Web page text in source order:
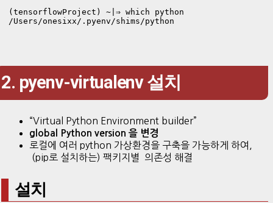
(tensorflowProject) ~|⇒ which python
2. pyenv-virtualenv 설치
“Virtual Python Environment builder”
global Python version 을 변경
로컬에 여러 python 가상환경을 구축을 가능하게 하여,
(pip로 설치하는) 팩키지별 의존성 해결
설치